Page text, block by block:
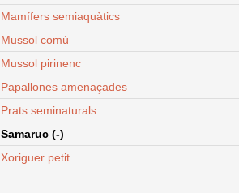
Mamífers semiaquàtics
Mussol comú
Mussol pirinenc
Papallones amenaçades
Prats seminaturals
Samaruc (-)
Xoriguer petit